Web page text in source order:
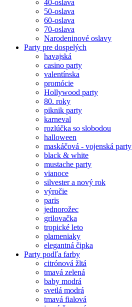
40-oslava
50-oslava
60-oslava
70-oslava
Narodeninové oslavy
Party pre dospelých
havajská
casino party
valentínska
promócie
Hollywood party
80. roky
piknik party
karneval
rozlúčka so slobodou
halloween
maskáčová - vojenská party
black & white
mustache party
vianoce
silvester a nový rok
výročie
paris
jednorožec
grilovačka
tropické leto
plameniaky
elegantná čipka
Party podľa farby
citrónová žltá
tmavá zelená
baby modrá
svetlá modrá
tmavá fialová